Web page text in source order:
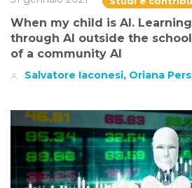
When my child is AI.
through AI outside the
of a community AI
Salvatore Iaconesi, Oriana